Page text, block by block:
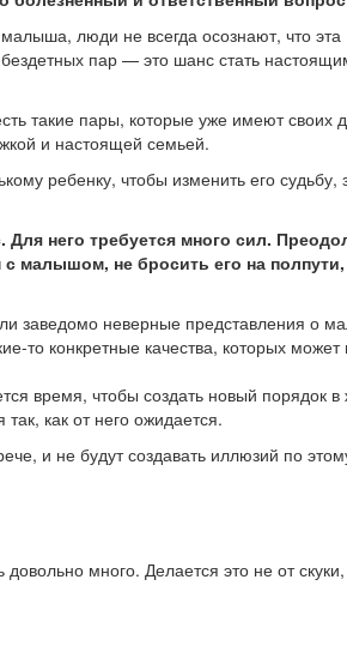
люди не всегда осознают, что эта
пар — это шанс стать
такие пары, которые уже имеют своих
и настоящей семьей.
ребенку, чтобы изменить его судьбу,
него требуется много сил.
малышом, не бросить его на
заведомо неверные представления о
то конкретные качества, которых
время, чтобы создать новый порядок в
как от него ожидается.
и не будут создавать иллюзий по
много. Делается это не от